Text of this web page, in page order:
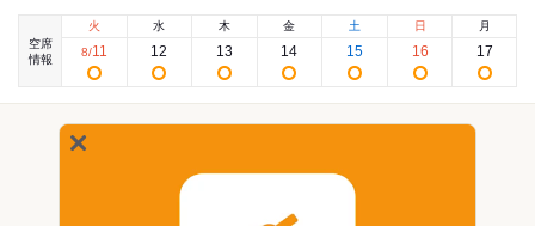
空席
情報
火
8/11
水
12
木
13
金
14
土
15
日
16
月
17